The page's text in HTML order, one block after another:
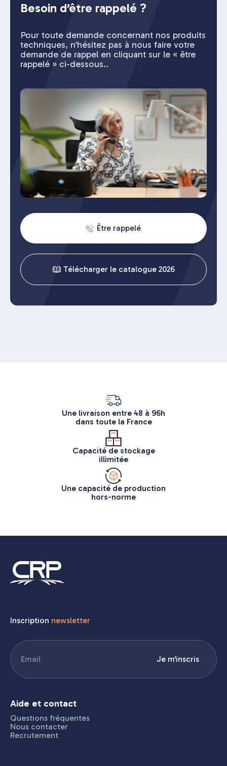
Besoin d’être rappelé ?
Pour toute demande concernant nos produits
techniques, n’hésitez pas à nous faire votre
demande de rappel en cliquant sur le « être
rappelé » ci-dessous..
Être rappelé
Télécharger le catalogue 2026
Une livraison entre 48 à 96h
dans toute la France
Capacité de stockage
illimitée
Une capacité de production
hors-norme
Inscription newsletter
E-
mail (Nécessaire) Je m'inscris
Aide et contact
Questions fréquentes
Nous contacter
Recrutement